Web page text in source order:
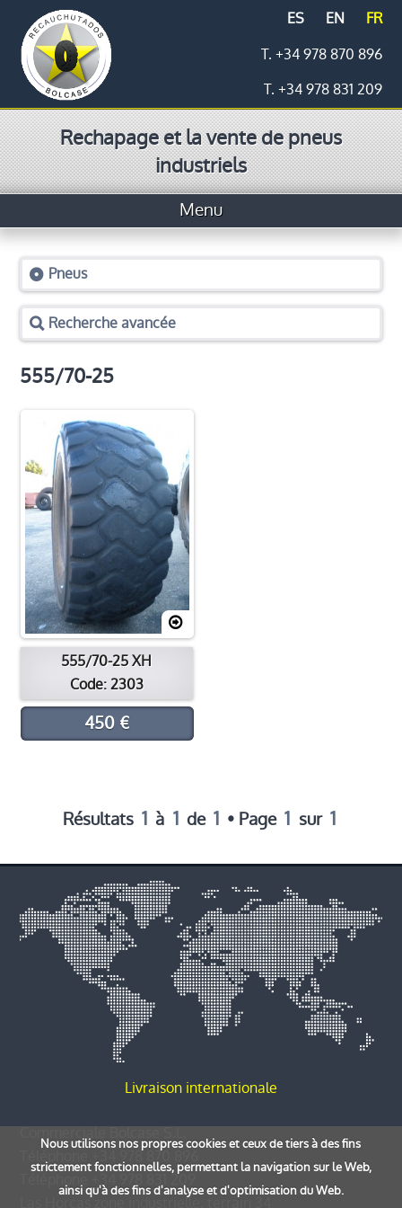
ES EN
FR
T. +34 978 870 896
T. +34 978 831 209
Rechapage et la vente de pneus
industriels
Menu
Pneus
Contacter
Emplacement
Pneus
Recherche avancée
555/70-25
555/70-25 XH
Code: 2303
450 €
Résultats 1 à 1 de 1 • Page 1 sur 1
Livraison internationale
Commerciale Bolcase S.L.
+34 978 870 896
Téléphone
+34 978 831 209
Las Horcas zone industrielle, terrain 34
Nous utilisons nos propres cookies et ceux de tiers à des fins
strictement fonctionnelles, permettant la navigation sur le Web,
ainsi qu'à des fins d'analyse et d'optimisation du Web.